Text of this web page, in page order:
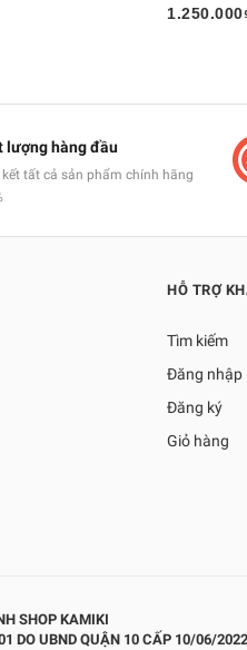
lượng hàng đầu
tất cả sản phẩm chính hãng
HỖ TRỢ
Tìm kiếm
Đăng nhập
Đăng ký
Giỏ hàng
SHOP KAMIKI
DO UBND QUẬN 10 CẤP 10/06/2022